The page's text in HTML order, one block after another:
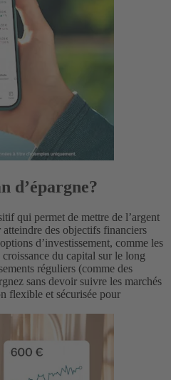
d’épargne?
qui permet de mettre de l’argent
des objectifs financiers
d’investissement, comme les
du capital sur le long
réguliers (comme des
sans devoir suivre les marchés
flexible et sécurisée pour